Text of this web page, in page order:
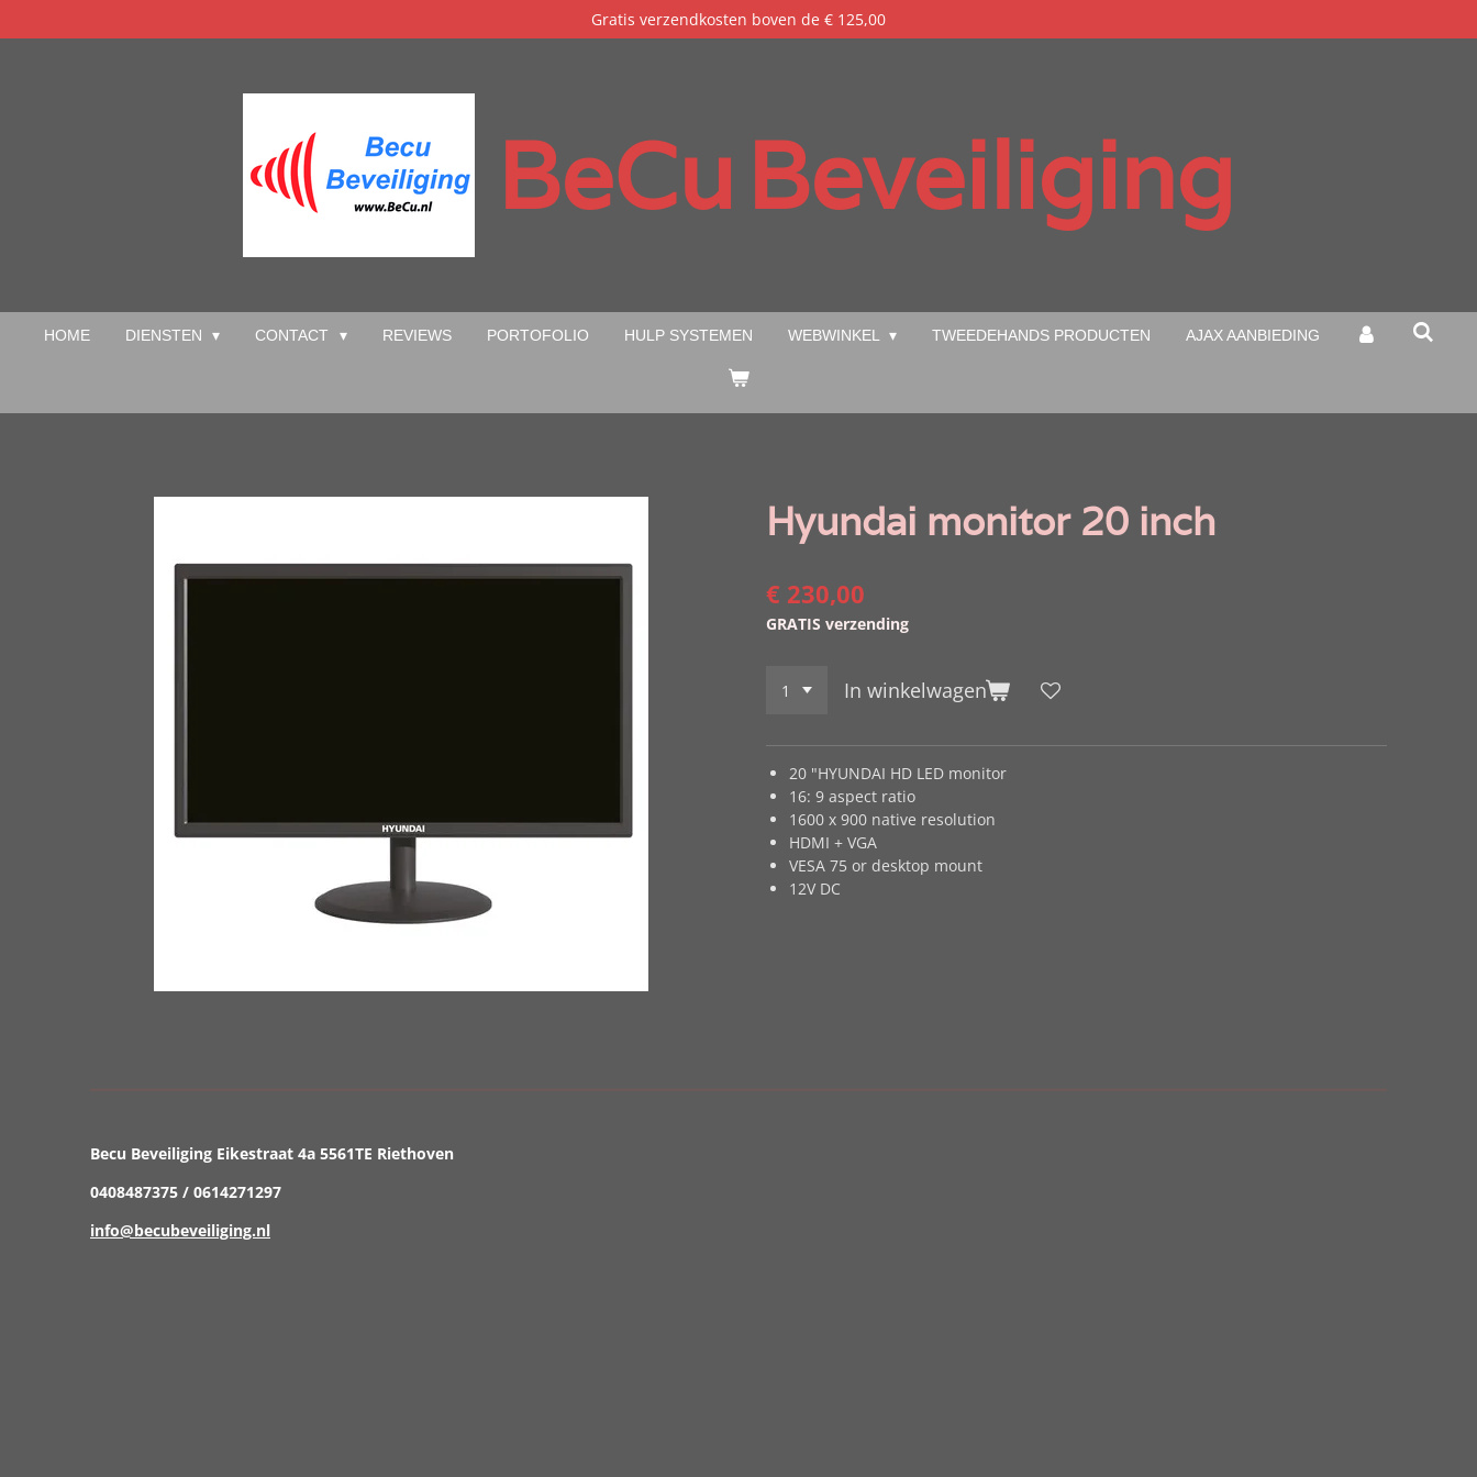
direct
Gratis verzendkosten boven de € 125,00
BeCu Beveiliging
HOME DIENSTEN CONTACT REVIEWS PORTOFOLIO HULP SYSTEMEN WEBWINKEL TWEEDEHANDS PRODUCTEN AJAX AANBIEDING
Hyundai monitor 20 inch
€ 230,00
GRATIS verzending
In winkelwagen
20 "HYUNDAI HD LED monitor
16: 9 aspect ratio
1600 x 900 native resolution
HDMI + VGA
VESA 75 or desktop mount
12V DC
Becu Beveiliging Eikestraat 4a 5561TE Riethoven
0408487375 / 0614271297
info@becubeveiliging.nl